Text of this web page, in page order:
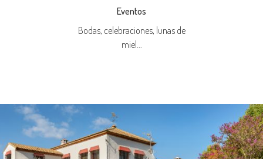
Eventos
Bodas, celebraciones, lunas de
miel...